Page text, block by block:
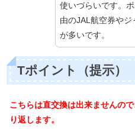
使いづらいです。
由のJAL航空券やジ
が多いです。
Tポイント（提示）
こちらは直交換は出来ませんの
り返します。